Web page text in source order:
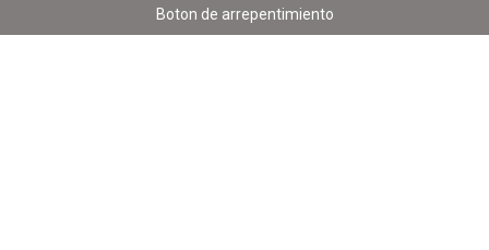
Boton de arrepentimiento